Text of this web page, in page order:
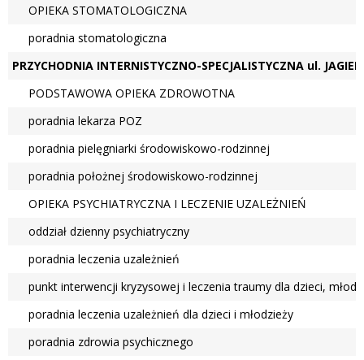
OPIEKA STOMATOLOGICZNA
poradnia stomatologiczna
PRZYCHODNIA INTERNISTYCZNO-SPECJALISTYCZNA ul.
PODSTAWOWA OPIEKA ZDROWOTNA
poradnia lekarza POZ
poradnia pielęgniarki środowiskowo-rodzinnej
poradnia położnej środowiskowo-rodzinnej
OPIEKA PSYCHIATRYCZNA I LECZENIE UZALEŻNIEŃ
oddział dzienny psychiatryczny
poradnia leczenia uzależnień
punkt interwencji kryzysowej i leczenia traumy dla dzieci,
poradnia leczenia uzależnień dla dzieci i młodzieży
poradnia zdrowia psychicznego